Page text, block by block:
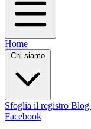
Home
Chi siamo
Sfoglia il registro Blog
Facebook